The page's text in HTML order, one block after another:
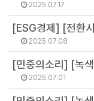
2025.07.17
2025.07.08
2025.07.01